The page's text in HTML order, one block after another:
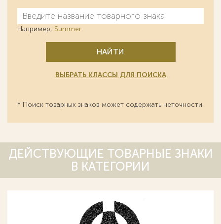
Например, Summer
НАЙТИ
ВЫБРАТЬ КЛАССЫ ДЛЯ ПОИСКА
* Поиск товарных знаков может содержать неточности.
ДЕЙСТВУЮЩИЕ ТОВАРНЫЕ ЗНАКИ
В КАТЕГОРИИ